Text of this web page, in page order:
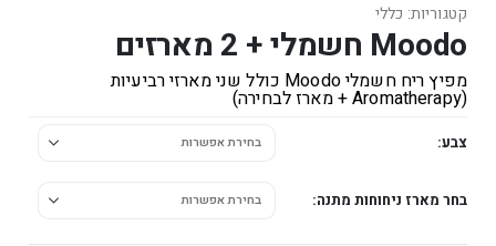
קטגוריות: כללי
Moodo חשמלי + 2 מארזים
מפיץ ריח חשמלי Moodo כולל שני מארזי רביעיות
(Aromatherapy + מארז לבחירה)
צבע
בחר מארז ניחוחות מתנה